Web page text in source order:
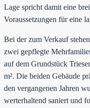
Lage spricht damit eine
Voraussetzungen für eine
Bei der zum Verkauf
zwei gepflegte
auf dem Grundstück
m². Die beiden Gebäude
den vergangenen Jahren
werterhaltend saniert und